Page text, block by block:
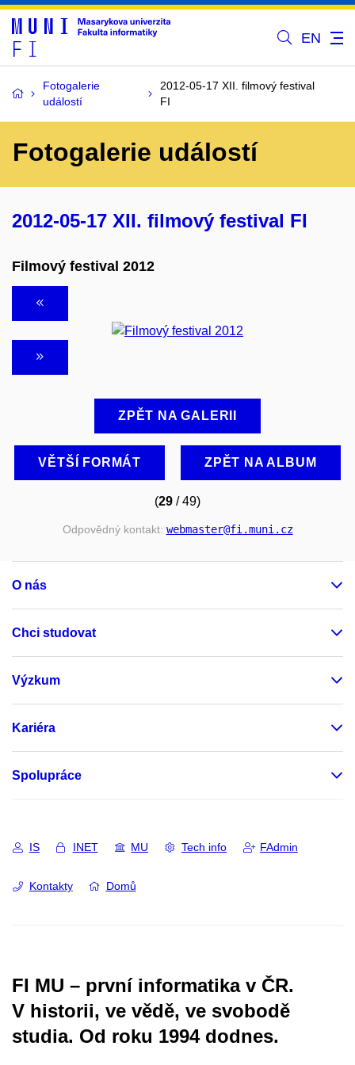
EN
Fotogalerie
událostí
2012-05-17 XII. filmový festival
FI
Fotogalerie událostí
2012-05-17 XII. filmový festival FI
Filmový festival 2012
ZPĚT NA GALERII
VĚTŠÍ FORMÁT ZPĚT NA ALBUM
(29 / 49)
Odpovědný kontakt: webmaster@fi.muni.cz
O nás
Chci studovat
Výzkum
Kariéra
Spolupráce
IS INET MU Tech info FAdmin
Kontakty Domů
FI MU – první informatika v ČR.
V historii, ve vědě, ve svobodě
studia. Od roku 1994 dodnes.